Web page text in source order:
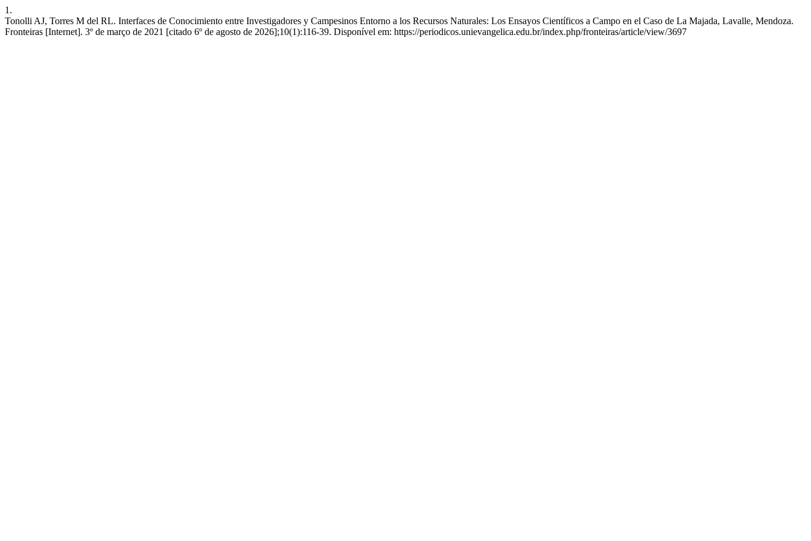
1.
Tonolli AJ, Torres M del RL. Interfaces de Conocimiento entre Investigadores y Campesinos Entorno a los Recursos Naturales: Los Ensayos Científicos a Campo en el Caso de La Majada, Lavalle, Mendoza.
Fronteiras [Internet]. 3º de março de 2021 [citado 6º de agosto de 2026];10(1):116-39. Disponível em: https://periodicos.unievangelica.edu.br/index.php/fronteiras/article/view/3697